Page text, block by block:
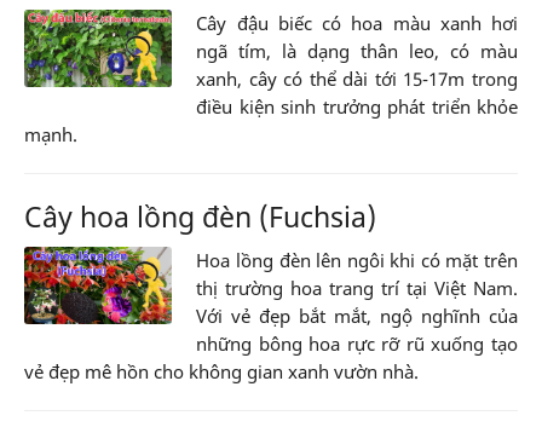
Cây đậu biếc có hoa màu xanh hơi
ngã tím, là dạng thân leo, có màu
xanh, cây có thể dài tới 15-17m trong
điều kiện sinh trưởng phát triển khỏe
mạnh.
Cây hoa lồng đèn (Fuchsia)
Hoa lồng đèn lên ngôi khi có mặt trên
thị trường hoa trang trí tại Việt Nam.
Với vẻ đẹp bắt mắt, ngộ nghĩnh của
những bông hoa rực rỡ rũ xuống tạo
vẻ đẹp mê hồn cho không gian xanh vườn nhà.